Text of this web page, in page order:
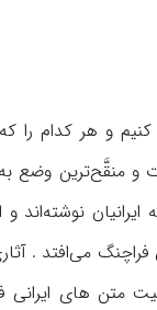
و هر كدام
و منقَّح‌ترین وضع
می‌افتد .
متن های